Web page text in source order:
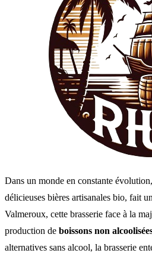
Dans un monde en constante
délicieuses bières artisanales bio, fait
Valmeroux, cette brasserie face à la
production de boissons non
alternatives sans alcool, la brasserie